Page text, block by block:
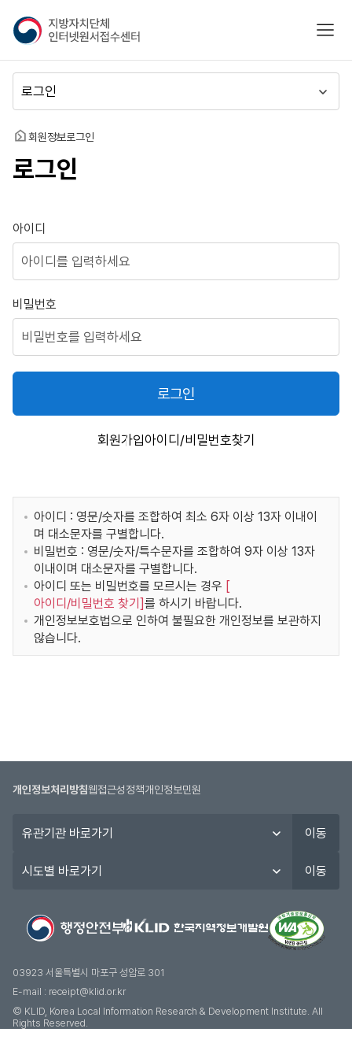
지
방
자
치
단
체
인
넷
접
수
센
모바
뉴
동
홈 회원정보로그인
로그인
로그인
아이디
비밀번호
로그인
회원가입아이디/비밀번호찾기
아이디 : 영문/숫자를 조합하여 최소 6자 이상 13자 이내이
며 대소문자를 구별합니다.
비밀번호 : 영문/숫자/특수문자를 조합하여 9자 이상 13자
이내이며 대소문자를 구별합니다.
아이디 또는 비밀번호를 모르시는 경우 [
아이디/비밀번호 찾기 ]를 하시기 바랍니다.
개인정보보호법으로 인하여 불필요한 개인정보를 보관하지
않습니다.
개인정보처리방침웹접근성정책개인정보민원
관
이동
도
기
이동
03923 서울특별시 마포구 성암로 301
E-mail : receipt@klid.or.kr
© KLID, Korea Local Information Research & Development Institute. AII
Rights Reserved.